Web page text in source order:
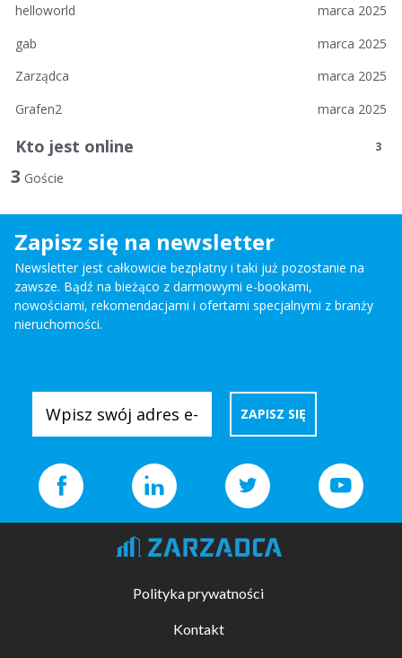
marca 2025
helloworld
marca 2025
gab
marca 2025
Zarządca
marca 2025
Grafen2
Kto jest online 3
3 Goście
Zapisz się na newsletter
Newsletter jest całkowicie bezpłatny i taki już pozostanie na
zawsze. Bądź na bieżąco z darmowymi e-bookami,
nowościami, rekomendacjami i ofertami specjalnymi z branży
nieruchomości.
Polityka prywatności
Kontakt